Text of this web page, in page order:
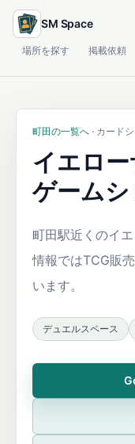
SM Space
場所を探す 掲載依頼
町田の一覧へ · カード
イエロ
ゲーム
町田駅近くのイ
情報ではTCG販
います。
デュエルスペース